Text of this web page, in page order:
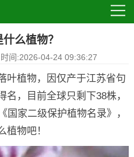
么植物？
间:2026-04-24 09:36:27
叶植物，因仅产于江苏省句
，目前全球只剩下38株，
国家二级保护植物名录》，
植物吧！